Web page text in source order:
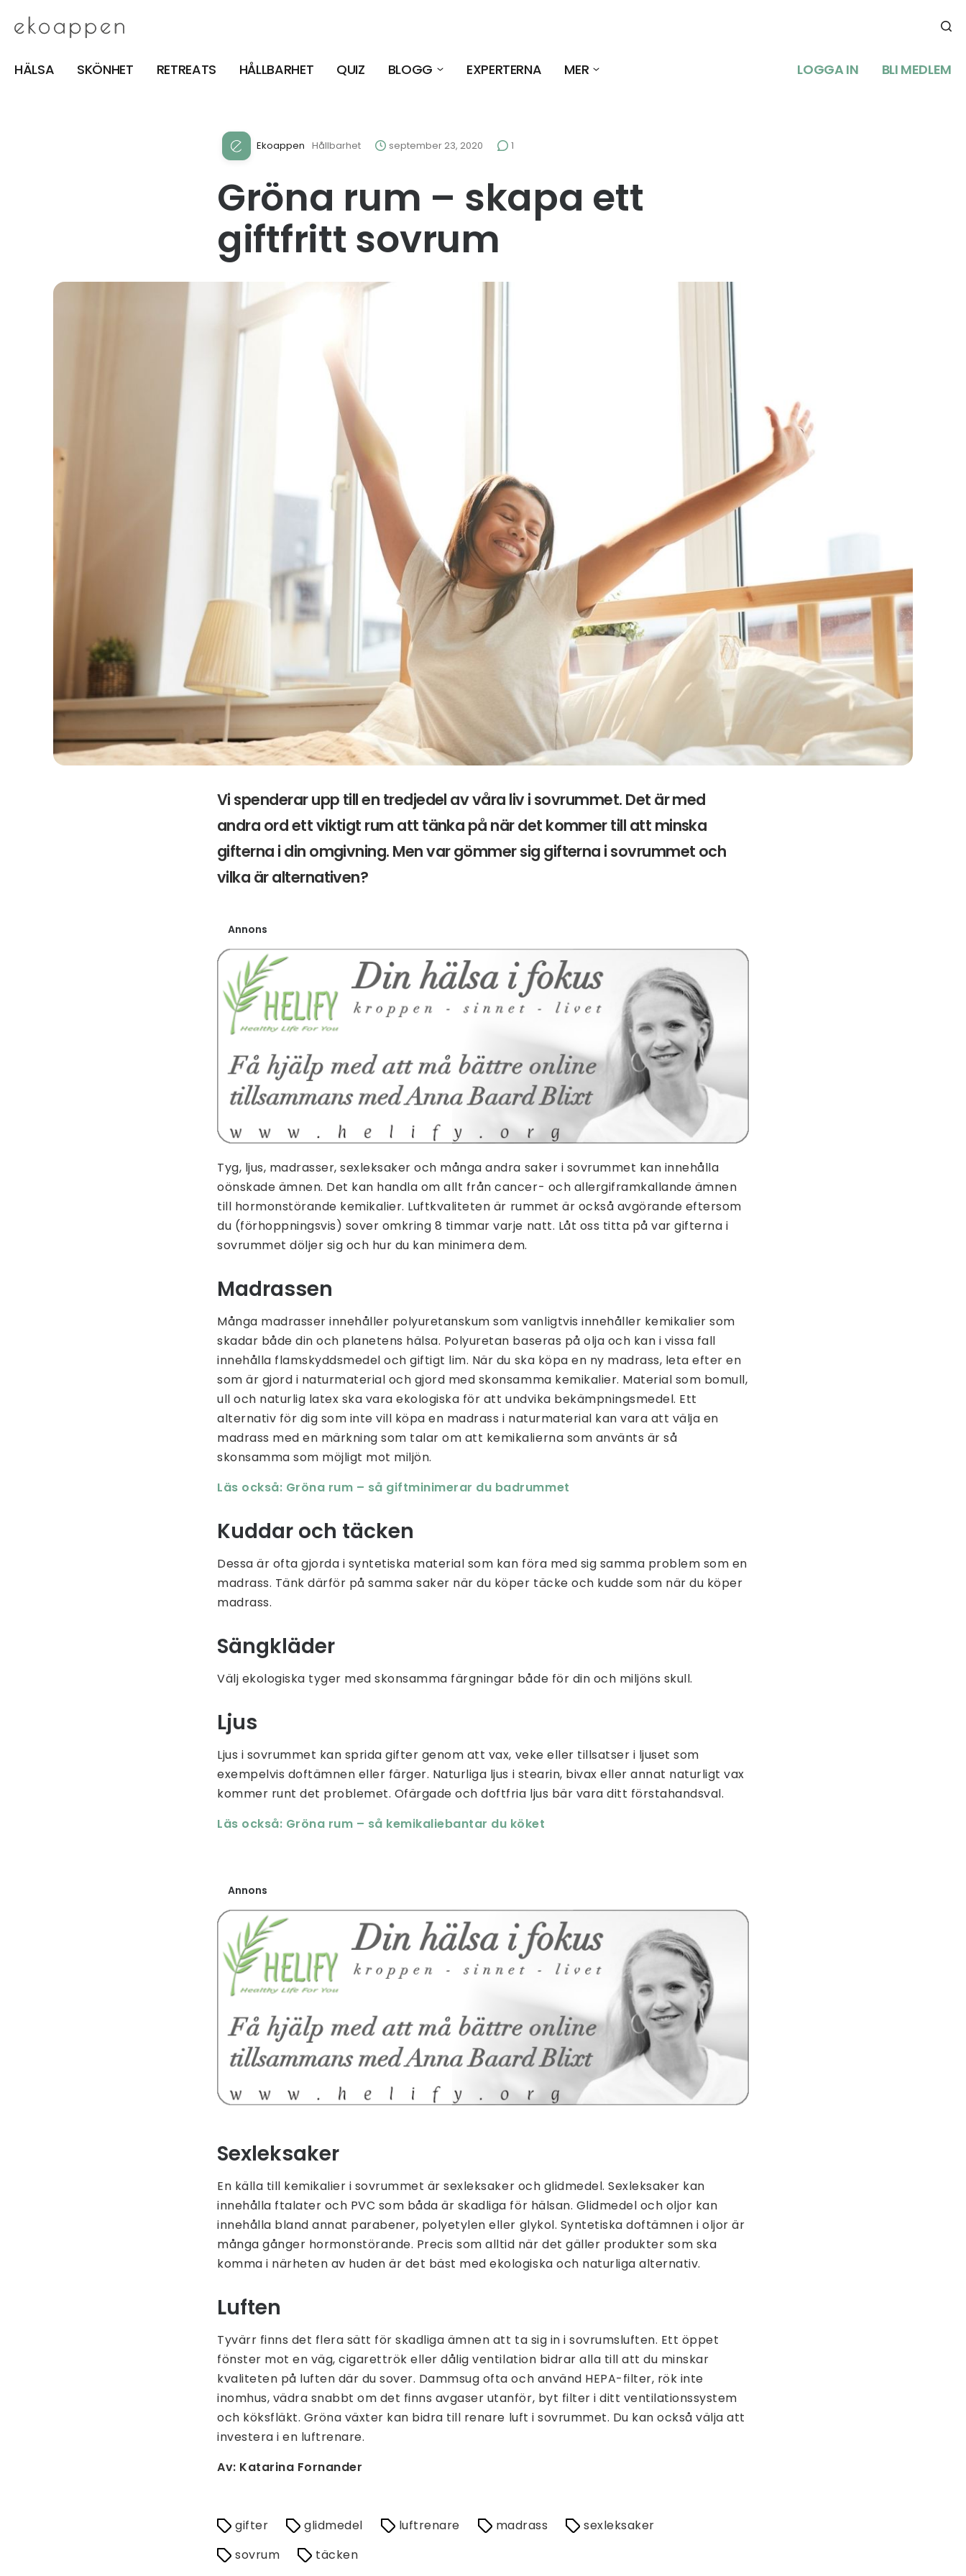
HÄLSA SKÖNHET RETREATS HÅLLBARHET QUIZ BLOGG EXPERTERNA MER LOGGA IN BLI MEDLEM
Ekoappen Hållbarhet september 23, 2020 1
Gröna rum – skapa ett
giftfritt sovrum
Vi spenderar upp till en tredjedel av våra liv i sovrummet. Det är med
andra ord ett viktigt rum att tänka på när det kommer till att minska
gifterna i din omgivning. Men var gömmer sig gifterna i sovrummet och
vilka är alternativen?
Annons
Tyg, ljus, madrasser, sexleksaker och många andra saker i sovrummet kan innehålla
oönskade ämnen. Det kan handla om allt från cancer- och allergiframkallande ämnen
till hormonstörande kemikalier. Luftkvaliteten är rummet är också avgörande eftersom
du (förhoppningsvis) sover omkring 8 timmar varje natt. Låt oss titta på var gifterna i
sovrummet döljer sig och hur du kan minimera dem.
Madrassen
Många madrasser innehåller polyuretanskum som vanligtvis innehåller kemikalier som
skadar både din och planetens hälsa. Polyuretan baseras på olja och kan i vissa fall
innehålla flamskyddsmedel och giftigt lim. När du ska köpa en ny madrass, leta efter en
som är gjord i naturmaterial och gjord med skonsamma kemikalier. Material som bomull,
ull och naturlig latex ska vara ekologiska för att undvika bekämpningsmedel. Ett
alternativ för dig som inte vill köpa en madrass i naturmaterial kan vara att välja en
madrass med en märkning som talar om att kemikalierna som använts är så
skonsamma som möjligt mot miljön.
Läs också: Gröna rum – så giftminimerar du badrummet
Kuddar och täcken
Dessa är ofta gjorda i syntetiska material som kan föra med sig samma problem som en
madrass. Tänk därför på samma saker när du köper täcke och kudde som när du köper
madrass.
Sängkläder
Välj ekologiska tyger med skonsamma färgningar både för din och miljöns skull.
Ljus
Ljus i sovrummet kan sprida gifter genom att vax, veke eller tillsatser i ljuset som
exempelvis doftämnen eller färger. Naturliga ljus i stearin, bivax eller annat naturligt vax
kommer runt det problemet. Ofärgade och doftfria ljus bär vara ditt förstahandsval.
Läs också: Gröna rum – så kemikaliebantar du köket
Annons
Sexleksaker
En källa till kemikalier i sovrummet är sexleksaker och glidmedel. Sexleksaker kan
innehålla ftalater och PVC som båda är skadliga för hälsan. Glidmedel och oljor kan
innehålla bland annat parabener, polyetylen eller glykol. Syntetiska doftämnen i oljor är
många gånger hormonstörande. Precis som alltid när det gäller produkter som ska
komma i närheten av huden är det bäst med ekologiska och naturliga alternativ.
Luften
Tyvärr finns det flera sätt för skadliga ämnen att ta sig in i sovrumsluften. Ett öppet
fönster mot en väg, cigarettrök eller dålig ventilation bidrar alla till att du minskar
kvaliteten på luften där du sover. Dammsug ofta och använd HEPA-filter, rök inte
inomhus, vädra snabbt om det finns avgaser utanför, byt filter i ditt ventilationssystem
och köksfläkt. Gröna växter kan bidra till renare luft i sovrummet. Du kan också välja att
investera i en luftrenare.
Av: Katarina Fornander
gifter glidmedel luftrenare madrass
sexleksaker
sovrum
täcken